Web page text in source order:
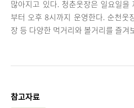
많아지고 있다. 청춘웃장은 일요일
부터 오후 8시까지 운영한다. 순천웃
장 등 다양한 먹거리와 볼거리를 즐겨
참고자료